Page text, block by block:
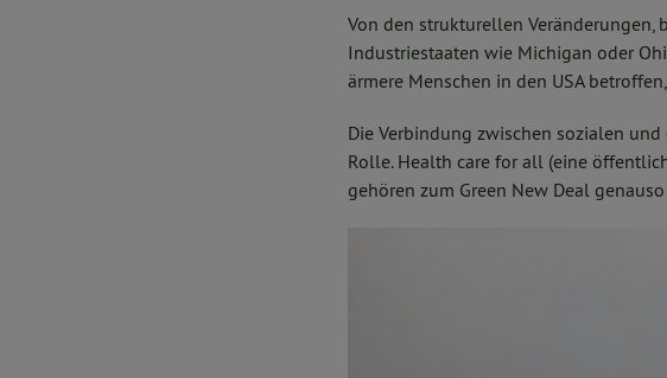
Von den strukturellen
Industriestaaten wie Michigan oder
ärmere Menschen in den USA
Die Verbindung zwischen sozialen
Rolle. Health care for all (eine
gehören zum Green New Deal